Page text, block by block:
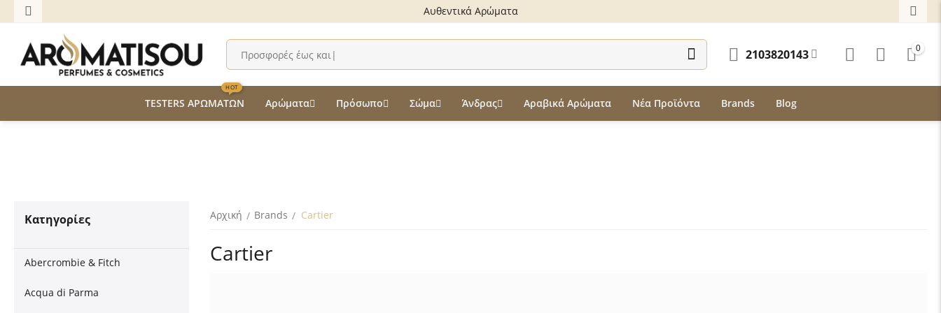
Αυθεντικά Αρώματα
2103820143 0
TESTERS ΑΡΩΜΑΤΩΝ
HOT
Αρώματα Πρόσωπο Σώμα Άνδρας Αραβικά Αρώματα Νέα Προϊόντα Brands Blog
Αρχική / Brands / Cartier
Cartier
Κατηγορίες
Abercrombie & Fitch
Acqua di Parma